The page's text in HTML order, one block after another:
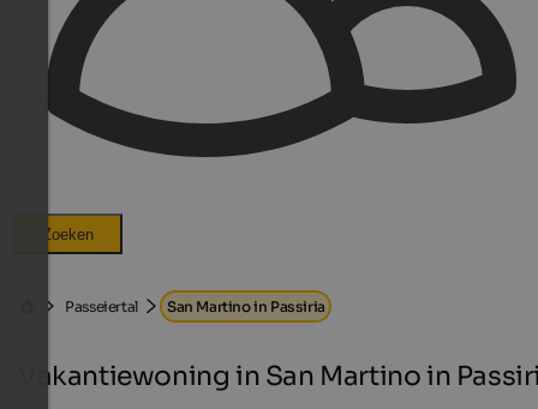
Zoeken
Passeiertal San Martino in Passiria
Vakantiewoning in San Martino in